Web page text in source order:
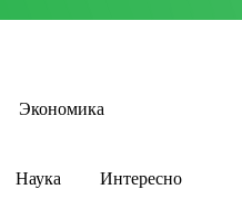
Экономика
Наука Интересно